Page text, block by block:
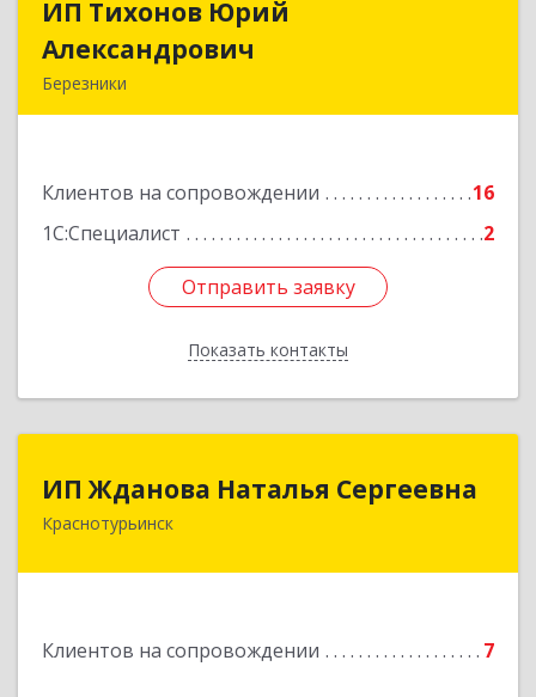
ИП Тихонов Юрий
Александрович
Березники
Клиентов на сопровождении
16
1С:Специалист
2
Отправить заявку
Показать контакты
ИП Тихонов Юрий
Подробнее
Отправить заявку
Назад
ИП Жданова Наталья Сергеевна
Краснотурьинск
Клиентов на сопровождении 7